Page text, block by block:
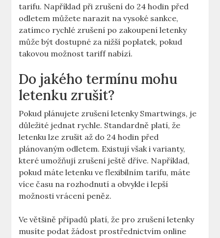
tarifu. Například při zrušení do 24 hodin před
odletem můžete narazit na vysoké sankce,
zatímco rychlé zrušení po zakoupení letenky
může být dostupné za nižší poplatek, pokud
takovou možnost tariff nabízí.
Do jakého termínu mohu
letenku zrušit?
Pokud plánujete zrušení letenky Smartwings, je
důležité jednat rychle. Standardně platí, že
letenku lze zrušit až do 24 hodin před
plánovaným odletem. Existují však i varianty,
které umožňují zrušení ještě dříve. Například,
pokud máte letenku ve flexibilním tarifu, máte
více času na rozhodnutí a obvykle i lepší
možnosti vrácení peněz.
Ve většině případů platí, že pro zrušení letenky
musíte podat žádost prostřednictvím online